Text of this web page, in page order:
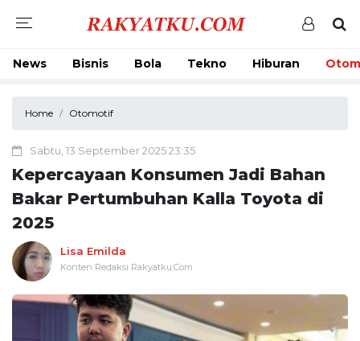
News Bisnis Bola Tekno Hiburan
Home Otomotif
Sabtu, 13 September 2025 23:35
Kepercayaan Konsumen Jadi Bahan
Bakar Pertumbuhan Kalla Toyota di
2025
Lisa Emilda
Konten Redaksi Rakyatku.Com